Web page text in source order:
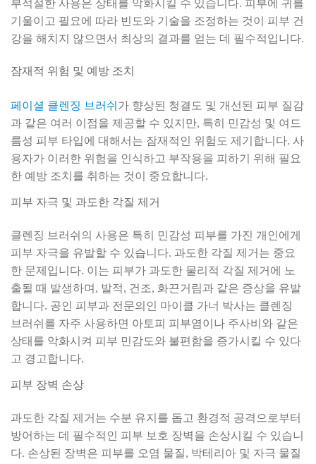
부적절한 사용은 상태를 악화시킬 수 있습니다. 피부에 귀를
기울이고 필요에 따라 빈도와 기술을 조정하는 것이 피부 건
강을 해치지 않으면서 최상의 결과를 얻는 데 필수적입니다.
잠재적 위험 및 예방 조치
페이셜 클렌징 브러쉬 가 향상된 청결도 및 개선된 피부 질감
과 같은 여러 이점을 제공할 수 있지만, 특히 민감성 및 여드
름성 피부 타입에 대해서는 잠재적인 위험도 제기합니다. 사
용자가 이러한 위험을 인식하고 부작용을 피하기 위해 필요
한 예방 조치를 취하는 것이 중요합니다.
피부 자극 및 과도한 각질 제거
클렌징 브러쉬의 사용은 특히 민감성 피부를 가진 개인에게
피부 자극을 유발할 수 있습니다. 과도한 각질 제거는 중요
한 문제입니다. 이는 피부가 과도한 물리적 각질 제거에 노
출될 때 발생하며, 발적, 건조, 화끈거림과 같은 증상을 유발
합니다. 공인 피부과 전문의인 마이클 가너 박사는 클렌징
브러쉬를 자주 사용하면 아토피 피부염이나 주사비와 같은
상태를 악화시켜 피부 민감도와 불편함을 증가시킬 수 있다
고 경고합니다.
피부 장벽 손상
과도한 각질 제거는 수분 유지를 돕고 환경적 공격으로부터
방어하는 데 필수적인 피부 보호 장벽을 손상시킬 수 있습니
다. 손상된 장벽은 피부를 오염 물질, 박테리아 및 자극 물질